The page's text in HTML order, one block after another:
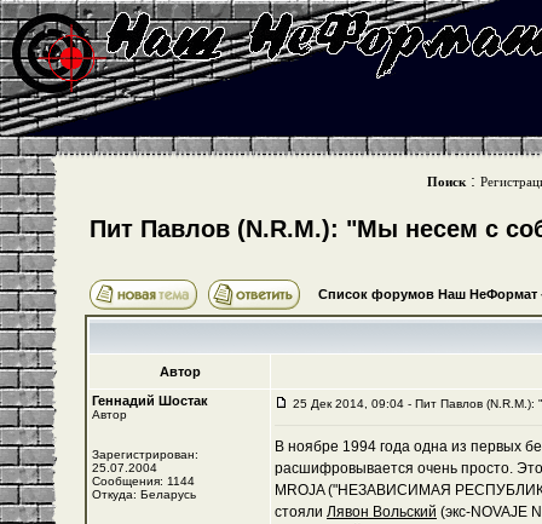
Поиск :
Пит Павлов (N.R.M.): "Мы несем с
Список форумов Наш НеФормат
Автор
Геннадий Шостак
Автор
Зарегистрирован:
25.07.2004
Сообщения: 1144
Откуда: Беларусь
25 Дек 2014, 09:04 - Пит Павлов
В ноябре 1994 года одна из первых
расшифровывается очень просто.
MROJA ("НЕЗАВИСИМАЯ
стояли Лявон Вольский (экс-NOVAJE